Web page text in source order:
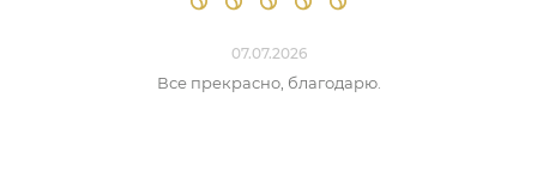
07.07.2026
Все прекрасно, благодарю.